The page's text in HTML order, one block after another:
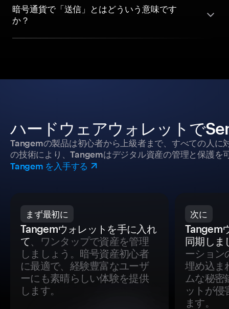
暗号通貨で「送信」とはどういう意味です
か？
ハードウェアウォレットで
Tangemの製品は初心者から上級者まで、すべての人に
の技術により、Tangemはデジタル資産の管理と保護を
Tangem を入手する
まず最初に
Tangemウォレットを手に入れ
て、ワンタップで資産を管理
しましょう。暗号資産初心者
に最適で、経験豊富なユーザ
ーにも素晴らしい体験を提供
します。
次に
Tangem
同期しま
ーション
埋め込ま
ムな秘密
ットが侵
ます。